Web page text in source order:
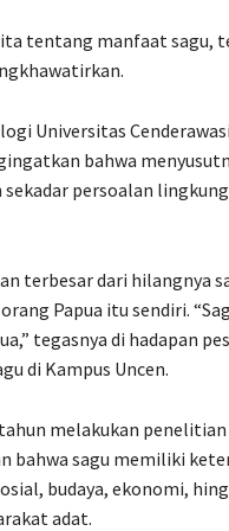
tentang manfaat sagu,
Universitas
bahwa
sekadar persoalan
terbesar dari hilangnya
Papua itu sendiri.
tegasnya di hadapan
di Kampus Uncen.
melakukan
bahwa sagu memiliki
budaya, ekonomi,
adat.